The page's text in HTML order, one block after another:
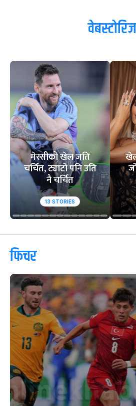
वेबस्टोरिज
मेस्सीको खेल जति
चर्चित, ट्याटो पनि उति
नै चर्चित
13 STORIES
फिचर